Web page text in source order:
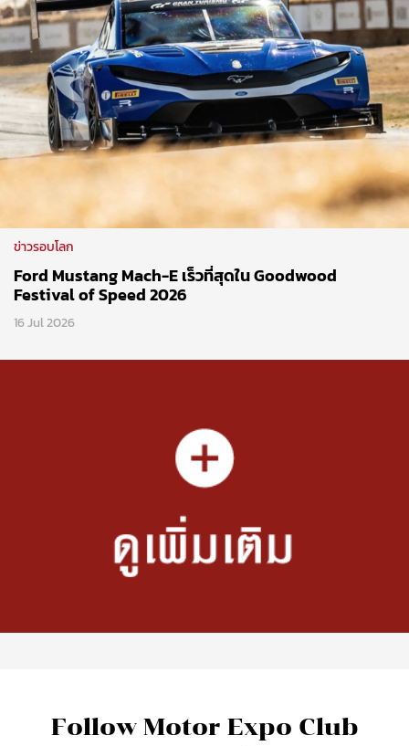
ข่าวรอบโลก
Ford Mustang Mach-E เร็วที่สุดใน Goodwood
Festival of Speed 2026
16 Jul 2026
Follow Motor Expo Club